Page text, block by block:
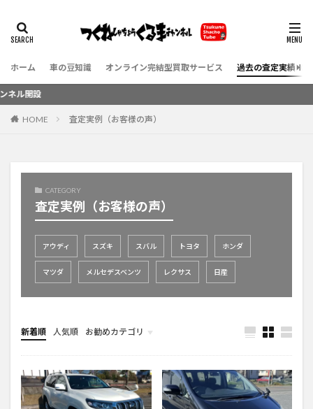
ホーム 車の豆知識 オンライン完結型買取サービス 過去の査定実績（
設
HOME 査定実例（お客様の声）
CATEGORY
査定実例（お客様の声）
アウディ スズキ スバル トヨタ ホンダ
マツダ メルセデスベンツ レクサス 日産
新着順 人気順 お勧めカテゴリ
新車情報